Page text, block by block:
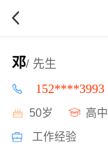
邓/ 先生
152****3993
50岁 高中
工作经验